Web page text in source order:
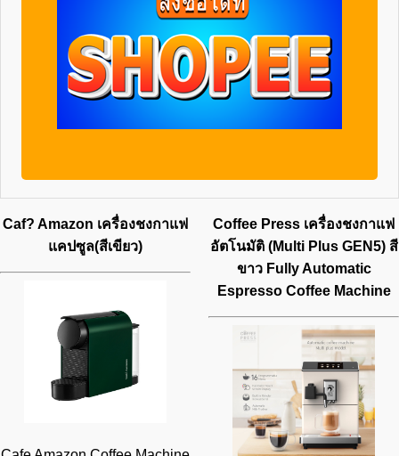
Caf? Amazon เครื่องชงกาแฟ
แคปซูล(สีเขียว)
Coffee Press เครื่องชงกาแฟ
อัตโนมัติ (Multi Plus GEN5) สี
ขาว Fully Automatic
Espresso Coffee Machine